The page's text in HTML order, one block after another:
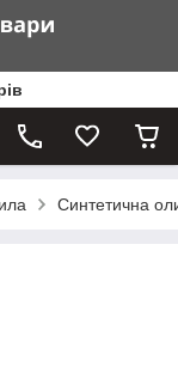
Синтетична